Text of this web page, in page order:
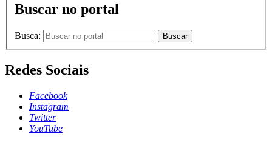
Buscar no portal
Busca: Buscar
Redes Sociais
Facebook
Instagram
Twitter
YouTube